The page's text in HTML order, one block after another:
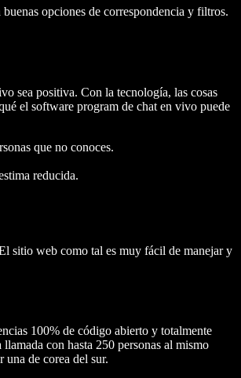
opciones de correspondencia y filtros.
sea positiva. Con la tecnología, las cosas
el software program de chat en vivo puede
que no conoces.
reducida.
sitio web como tal es muy fácil de manejar y
100% de código abierto y totalmente
con hasta 250 personas al mismo
una de corea del sur.